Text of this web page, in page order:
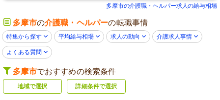
多摩市の介護職・ヘルパー求人の給与相場
多摩市の介護職・ヘルパーの転職事情
特集から探す 平均給与相場 求人の動向 介護求人事情
よくある質問
多摩市でおすすめの検索条件
地域で選択 詳細条件で選択